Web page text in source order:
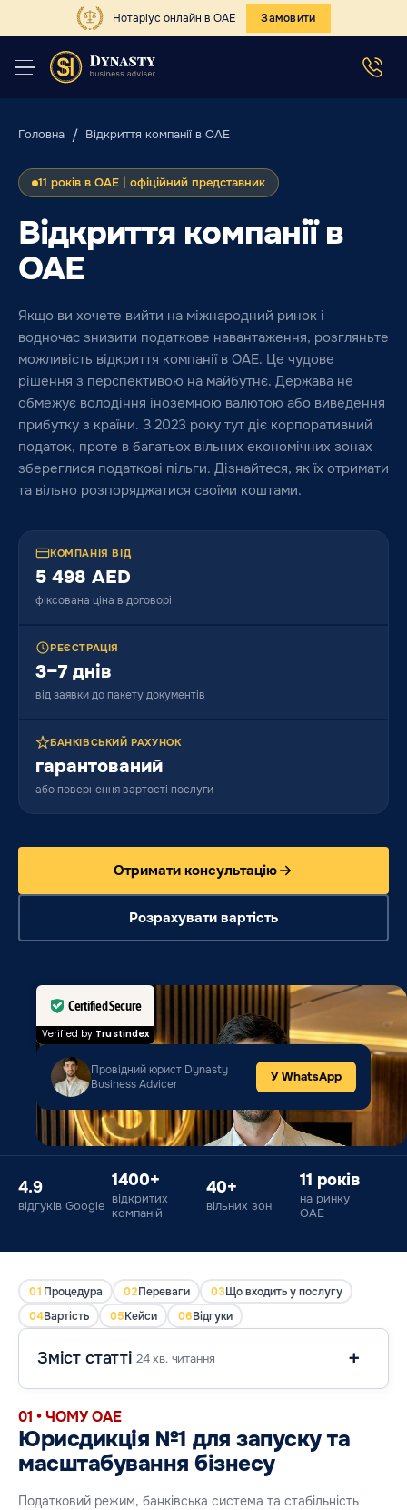
Нотаріус онлайн в ОАЕ Замовити
Головна Відкриття компанії в ОАЕ
11 років в ОАЕ | офіційний представник
Відкриття компанії в
ОАЕ
Якщо ви хочете вийти на міжнародний ринок і
водночас знизити податкове навантаження, розгляньте
можливість відкриття компанії в ОАЕ. Це чудове
рішення з перспективою на майбутнє. Держава не
обмежує володіння іноземною валютою або виведення
прибутку з країни. З 2023 року тут діє корпоративний
податок, проте в багатьох вільних економічних зонах
збереглися податкові пільги. Дізнайтеся, як їх отримати
та вільно розпоряджатися своїми коштами.
КОМПАНІЯ ВІД
5 498 AED
фіксована ціна в договорі
РЕЄСТРАЦІЯ
3–7 днів
від заявки до пакету документів
БАНКІВСЬКИЙ РАХУНОК
гарантований
або повернення вартості послуги
Отримати консультацію
Розрахувати вартість
Certified Secure
Verified by Trustindex
Провідний юрист Dynasty
Business Advicer
У WhatsApp
4.9
відгуків Google
1400+
відкритих
компаній
40+
вільних зон
11 років
на ринку
ОАЕ
01 Процедура 02Переваги 03Що входить у послугу
04Вартість 05Кейси 06Відгуки
Зміст статті 24 хв. читання
01 • ЧОМУ ОАЕ
Юрисдикція №1 для запуску та
масштабування бізнесу
Податковий режим, банківська система та стабільність